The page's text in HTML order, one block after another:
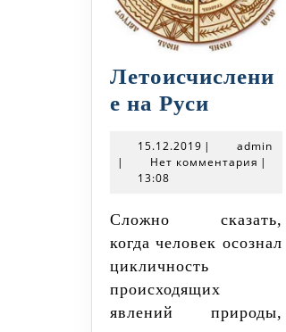
Летоисчислени
е на Руси
Руси
15.12.2019 15.12.2019
| admin
|
Нет комментария |
13:08
Сложно сказать,
когда человек осознал
цикличность
происходящих
явлений природы,